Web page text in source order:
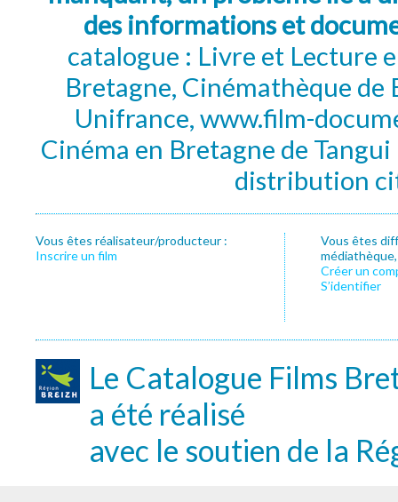
des informations et
catalogue : Livre et Lecture
Bretagne, Cinémathèque de
Unifrance, www.film-
Cinéma en Bretagne de
distribution
Vous êtes réalisateur/producteur :
Inscrire un film
Vous êtes
Créer un
S’identifier
Le Catalogue Films
a été réalisé
avec le soutien de la